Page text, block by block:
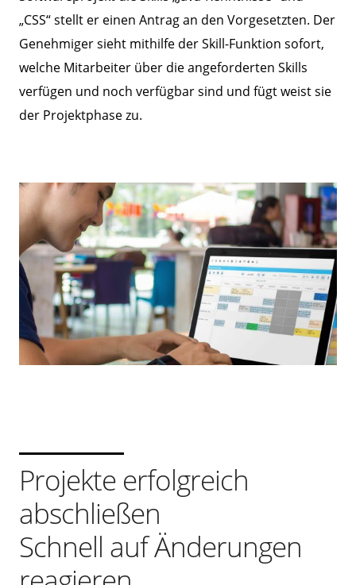
„CSS“ stellt er einen Antrag an den Vorgesetzten. Der
Genehmiger sieht mithilfe der Skill-Funktion sofort,
welche Mitarbeiter über die angeforderten Skills
verfügen und noch verfügbar sind und fügt weist sie
der Projektphase zu.
Projekte erfolgreich
abschließen
Schnell auf Änderungen